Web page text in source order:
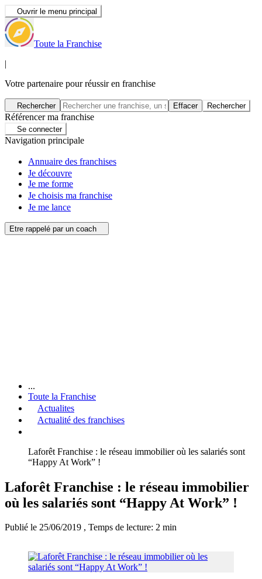
Ouvrir le menu principal
Toute la Franchise
|
Votre partenaire pour réussir en franchise
Rechercher Effacer Rechercher
Référencer ma franchise
Se connecter
Navigation principale
Annuaire des franchises
Je découvre
Je me forme
Je choisis ma franchise
Je me lance
Etre rappelé par un coach
...
Toute la Franchise
Actualites
Actualité des franchises
Laforêt Franchise : le réseau immobilier où les salariés sont
“Happy At Work” !
Laforêt Franchise : le réseau immobilier
où les salariés sont “Happy At Work” !
Publié le 25/06/2019 , Temps de lecture: 2 min